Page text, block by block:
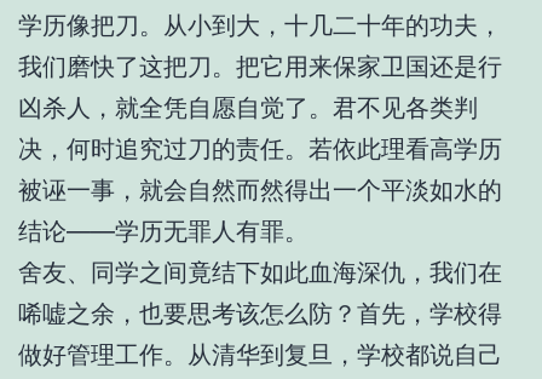
学历像把刀。从小到大，十几二十年的功夫，
我们磨快了这把刀。把它用来保家卫国还是行
凶杀人，就全凭自愿自觉了。君不见各类判
决，何时追究过刀的责任。若依此理看高学历
被诬一事，就会自然而然得出一个平淡如水的
结论——学历无罪人有罪。
舍友、同学之间竟结下如此血海深仇，我们在
唏嘘之余，也要思考该怎么防？首先，学校得
做好管理工作。从清华到复旦，学校都说自己